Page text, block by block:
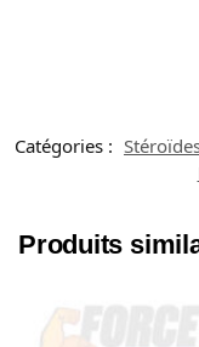
Catégories :
Produits